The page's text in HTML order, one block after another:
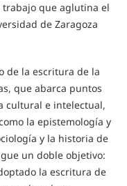
que aglutina el
de Zaragoza
de la escritura de la
que abarca puntos
cultural e intelectual,
la epistemología y
y la historia de
un doble objetivo:
la escritura de